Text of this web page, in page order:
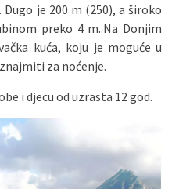
je 200 m (250), a široko
preko 4 m..Na Donjim
kuća, koju je moguće u
za noćenje.
i djecu od uzrasta 12 god.